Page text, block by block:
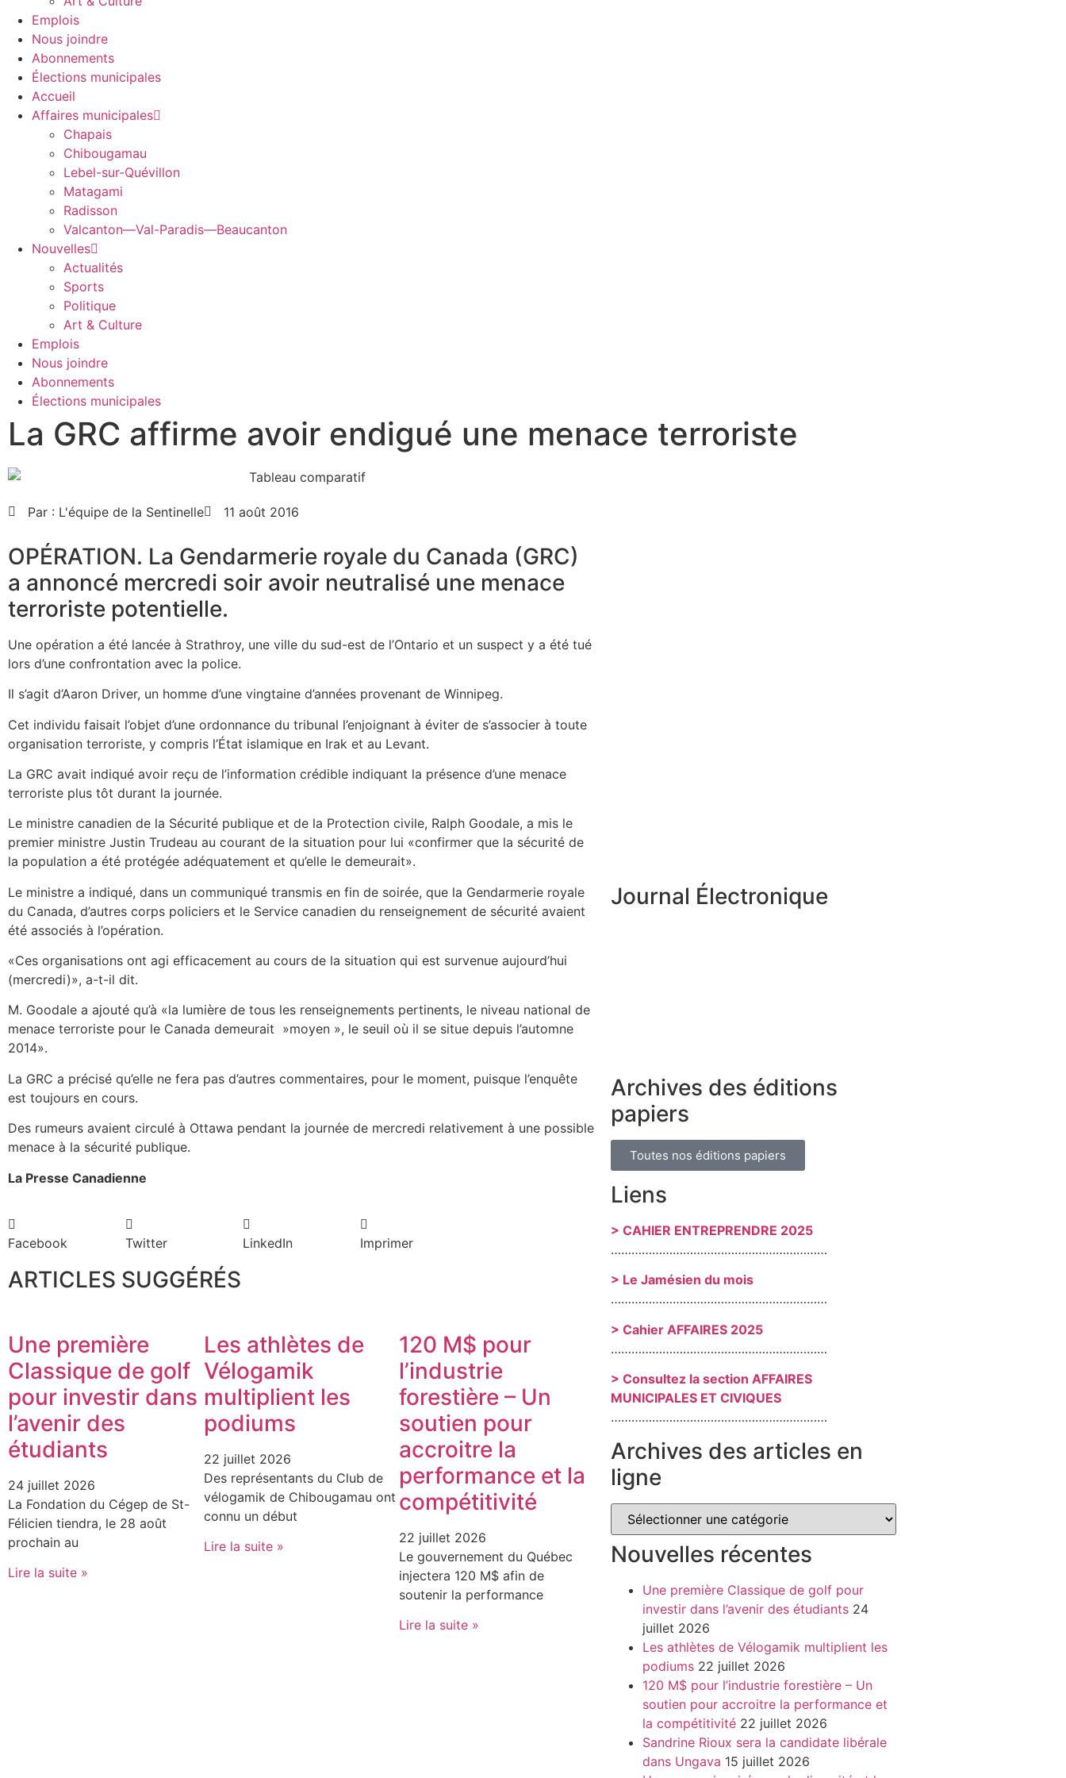
Emplois
Nous joindre
Abonnements
Élections municipales
Accueil
Affaires municipales
Chapais
Chibougamau
Lebel-sur-Quévillon
Matagami
Radisson
Valcanton—Val-Paradis—Beaucanton
Nouvelles
Actualités
Sports
Politique
Art & Culture
Emplois
Nous joindre
Abonnements
Élections municipales
La GRC affirme avoir endigué une menace terroriste
Par : L'équipe de la Sentinelle 11 août 2016
OPÉRATION. La Gendarmerie royale du Canada (GRC)
a annoncé mercredi soir avoir neutralisé une menace
terroriste potentielle.
Une opération a été lancée à Strathroy, une ville du sud-est de l’Ontario et un suspect y a été tué
lors d’une confrontation avec la police.
Il s’agit d’Aaron Driver, un homme d’une vingtaine d’années provenant de Winnipeg.
Cet individu faisait l’objet d’une ordonnance du tribunal l’enjoignant à éviter de s’associer à toute
organisation terroriste, y compris l’État islamique en Irak et au Levant.
La GRC avait indiqué avoir reçu de l’information crédible indiquant la présence d’une menace
terroriste plus tôt durant la journée.
Le ministre canadien de la Sécurité publique et de la Protection civile, Ralph Goodale, a mis le
premier ministre Justin Trudeau au courant de la situation pour lui «confirmer que la sécurité de
la population a été protégée adéquatement et qu’elle le demeurait».
Le ministre a indiqué, dans un communiqué transmis en fin de soirée, que la Gendarmerie royale
du Canada, d’autres corps policiers et le Service canadien du renseignement de sécurité avaient
été associés à l’opération.
«Ces organisations ont agi efficacement au cours de la situation qui est survenue aujourd’hui
(mercredi)», a-t-il dit.
M. Goodale a ajouté qu’à «la lumière de tous les renseignements pertinents, le niveau national de
menace terroriste pour le Canada demeurait »moyen », le seuil où il se situe depuis l’automne
2014».
La GRC a précisé qu’elle ne fera pas d’autres commentaires, pour le moment, puisque l’enquête
est toujours en cours.
Des rumeurs avaient circulé à Ottawa pendant la journée de mercredi relativement à une possible
menace à la sécurité publique.
La Presse Canadienne
Facebook Twitter LinkedIn Imprimer
ARTICLES SUGGÉRÉS
Une première
Classique de golf
pour investir dans
l’avenir des
étudiants
24 juillet 2026
La Fondation du Cégep de St-
Félicien tiendra, le 28 août
prochain au
Lire la suite »
Les athlètes de
Vélogamik
multiplient les
podiums
22 juillet 2026
Des représentants du Club de
vélogamik de Chibougamau ont
connu un début
Lire la suite »
120 M$ pour
l’industrie
forestière – Un
soutien pour
accroitre la
performance et la
compétitivité
22 juillet 2026
Le gouvernement du Québec
injectera 120 M$ afin de
soutenir la performance
Lire la suite »
Journal Électronique
Archives des éditions
papiers
Toutes nos éditions papiers
Liens
> CAHIER ENTREPRENDRE 2025
………………………………………………………
> Le Jamésien du mois
………………………………………………………
> Cahier AFFAIRES 2025
………………………………………………………
> Consultez la section AFFAIRES
MUNICIPALES ET CIVIQUES
………………………………………………………
Archives des articles en
ligne
Nouvelles récentes
Une première Classique de golf pour
investir dans l’avenir des étudiants 24
juillet 2026
Les athlètes de Vélogamik multiplient les
podiums 22 juillet 2026
120 M$ pour l’industrie forestière – Un
soutien pour accroitre la performance et
la compétitivité 22 juillet 2026
Sandrine Rioux sera la candidate libérale
dans Ungava 15 juillet 2026